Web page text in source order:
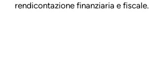
rendicontazione finanziaria e fiscale.